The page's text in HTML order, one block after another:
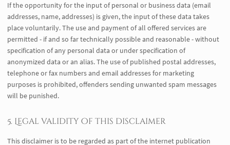
If the opportunity for the input of personal or business data (email
addresses, name, addresses) is given, the input of these data takes
place voluntarily. The use and payment of all offered services are
permitted - if and so far technically possible and reasonable - without
specification of any personal data or under specification of
anonymized data or an alias. The use of published postal addresses,
telephone or fax numbers and email addresses for marketing
purposes is prohibited, offenders sending unwanted spam messages
will be punished.
5. Legal validity of this disclaimer
This disclaimer is to be regarded as part of the internet publication